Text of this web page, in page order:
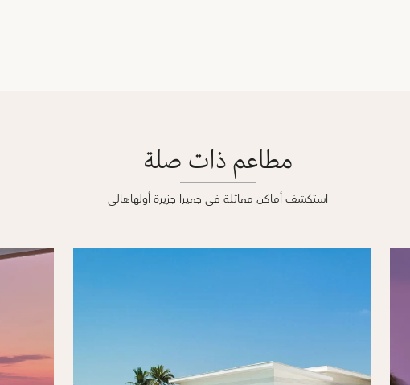
مطاعم ذات صلة
استكشف أماكن مماثلة في جميرا جزيرة أولهاهالي